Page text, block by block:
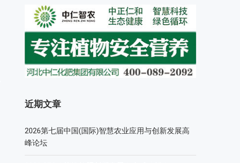
近期文章
2026第七届中国(国际)智慧农业应用与创新发展高
峰论坛